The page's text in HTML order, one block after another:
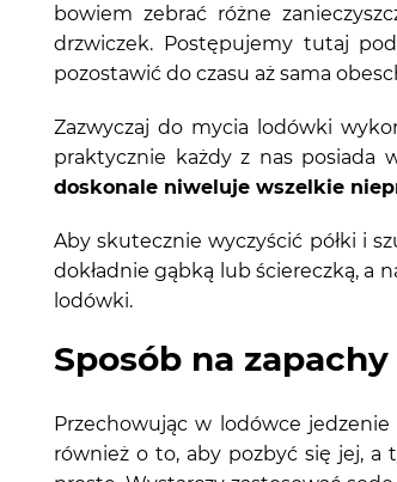
bowiem zebrać różne
drzwiczek. Postępujemy tutaj
pozostawić do czasu aż sama
Zazwyczaj do mycia lodówki
praktycznie każdy z nas posiada
doskonale niweluje wszelkie
Aby skutecznie wyczyścić półki i
dokładnie gąbką lub ściereczką, a
lodówki.
Sposób na zapachy
Przechowując w lodówce
również o to, aby pozbyć się jej,